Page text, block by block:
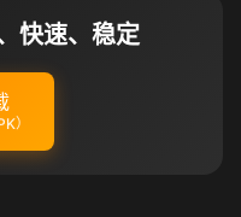
快速、稳定
）